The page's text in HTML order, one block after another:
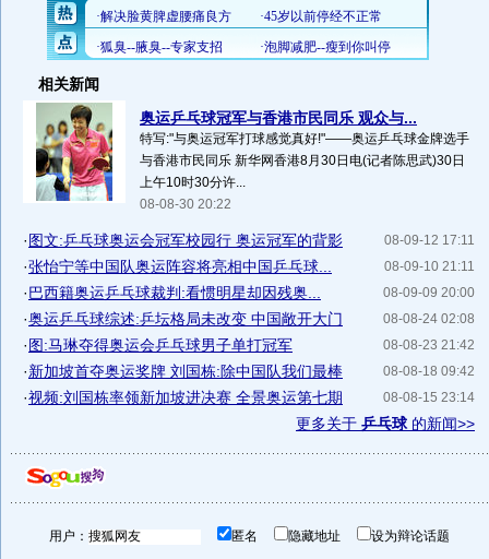
相关新闻
奥运乒乓球冠军与香港市民同乐 观众与...
特写:"与奥运冠军打球感觉真好!"——奥运乒乓球金牌选手
与香港市民同乐 新华网香港8月30日电(记者陈思武)30日
上午10时30分许...
08-08-30 20:22
08-09-12 17:11
·图文:乒乓球奥运会冠军校园行 奥运冠军的背影
08-09-10 21:11
·张怡宁等中国队奥运阵容将亮相中国乒乓球...
08-09-09 20:00
·巴西籍奥运乒乓球裁判:看惯明星却因残奥...
08-08-24 02:08
·奥运乒乓球综述:乒坛格局未改变 中国敞开大门
08-08-23 21:42
·图:马琳夺得奥运会乒乓球男子单打冠军
08-08-18 09:42
·新加坡首夺奥运奖牌 刘国栋:除中国队我们最棒
08-08-15 23:14
·视频:刘国栋率领新加坡进决赛 全景奥运第七期
更多关于 乒乓球 的新闻>>
用户： 匿名 隐藏地址 设为辩论话题